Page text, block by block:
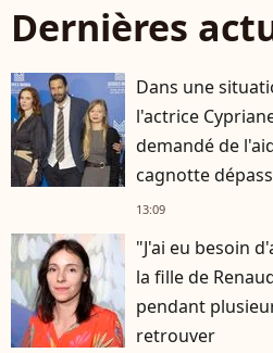
Dernières
Dans une
l'actrice
demandé de
cagnotte
13:09
"J'ai eu besoin
la fille de
pendant
retrouver